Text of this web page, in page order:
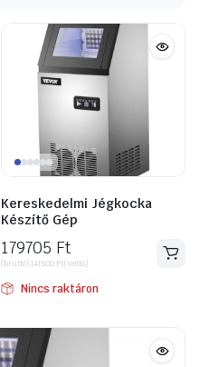
Kereskedelmi Jégkocka
Készítő Gép
179705 Ft
(bruttó)141500 Ft(nettó)
Nincs raktáron